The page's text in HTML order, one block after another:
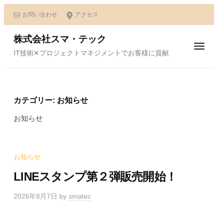
ン
お問い合わせ アクセス
株式会社スマ・テック
IT技術✕プロジェクトマネジメントでお客様に貢献
メ
カテゴリー: お知らせ
お知らせ
お知らせ
LINEスタンプ第２弾販売開始！
2026年8月7日 by smatec
ュ